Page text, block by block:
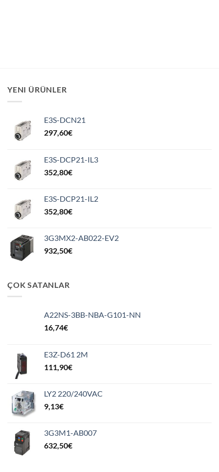
YENI ÜRÜNLER
E3S-DCN21
297,60€
E3S-DCP21-IL3
352,80€
E3S-DCP21-IL2
352,80€
3G3MX2-AB022-EV2
932,50€
ÇOK SATANLAR
A22NS-3BB-NBA-G101-NN
16,74€
E3Z-D61 2M
111,90€
LY2 220/240VAC
9,13€
3G3M1-AB007
632,50€